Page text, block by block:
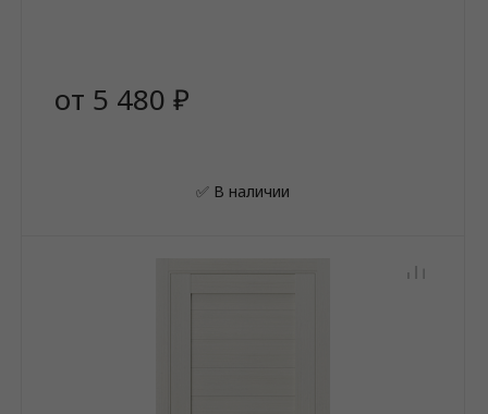
от 5 480 ₽
✅ В наличии